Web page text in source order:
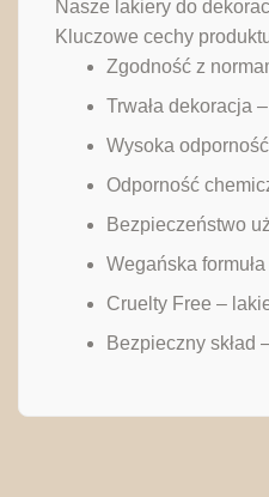
Nasze lakiery do
Kluczowe cechy
Zgodność z
Trwała dekoracja
Wysoka
Odporność
Bezpieczeństwo
Wegańska
Cruelty Free –
Bezpieczny skład